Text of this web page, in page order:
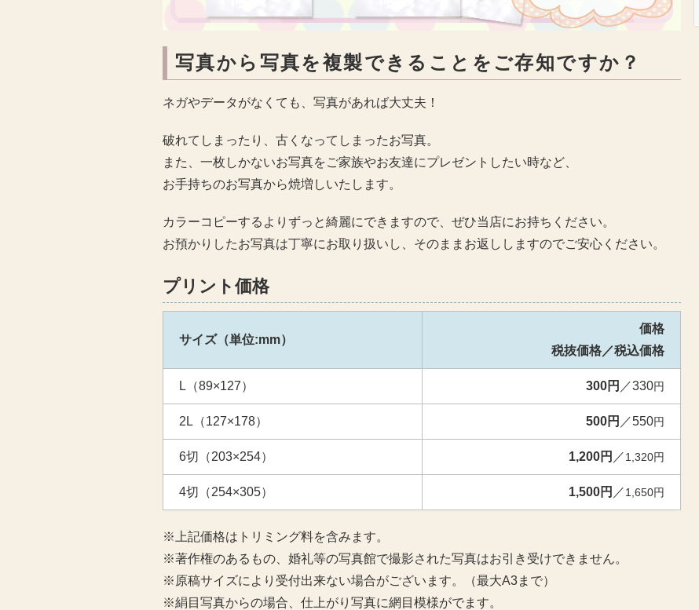
写真から写真を複製できることをご存知ですか？
ネガやデータがなくても、写真があれば大丈夫！
破れてしまったり、古くなってしまったお写真。
また、一枚しかないお写真をご家族やお友達にプレゼントしたい時など、
お手持ちのお写真から焼増しいたします。
カラーコピーするよりずっと綺麗にできますので、ぜひ当店にお持ちください。
お預かりしたお写真は丁寧にお取り扱いし、そのままお返ししますのでご安心ください。
プリント価格
サイズ（単位:mm）
価格
税抜価格／税込価格
L（89×127） 300円 ／330円
2L（127×178） 500円 ／550円
6切（203×254） 1,200円 ／1,320円
4切（254×305） 1,500円 ／1,650円
※上記価格はトリミング料を含みます。
※著作権のあるもの、婚礼等の写真館で撮影された写真はお引き受けできません。
※原稿サイズにより受付出来ない場合がございます。（最大A3まで）
※絹目写真からの場合、仕上がり写真に網目模様がでます。